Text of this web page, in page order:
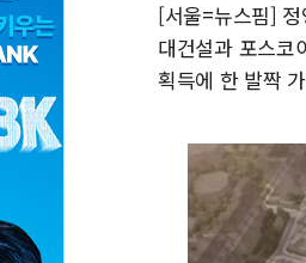
[서울=뉴스핌]
대건설과 포스코
획득에 한 발짝